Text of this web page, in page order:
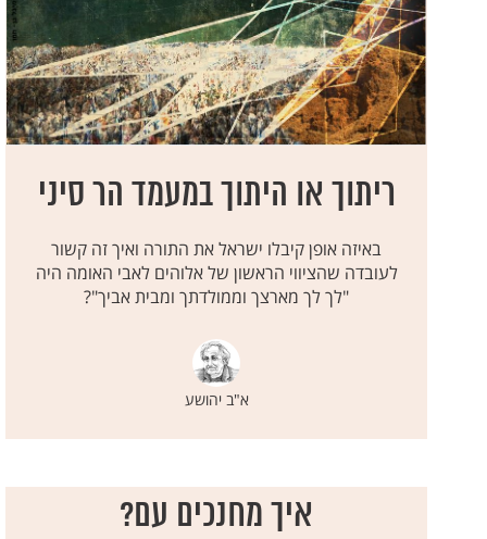
ריתוך או היתוך במעמד הר סיני
באיזה אופן קיבלו ישראל את התורה ואיך זה קשור
לעובדה שהציווי הראשון של אלוהים לאבי האומה היה
"לך לך מארצך וממולדתך ומבית אביך"?
א"ב יהושע
איך מחנכים עם?